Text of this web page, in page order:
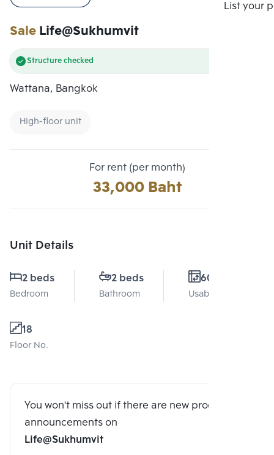
List your
SaleLife@Sukhumvit
Structure checked
Wattana, Bangkok
High-floor unit
For rent (per month)
33,000 Baht
Unit Details
2 beds
Bedroom
2 beds
Bathroom
60 Sq.m.
Usable area
18
Floor No.
You won't miss out if there are new program
announcements on
Life@Sukhumvit